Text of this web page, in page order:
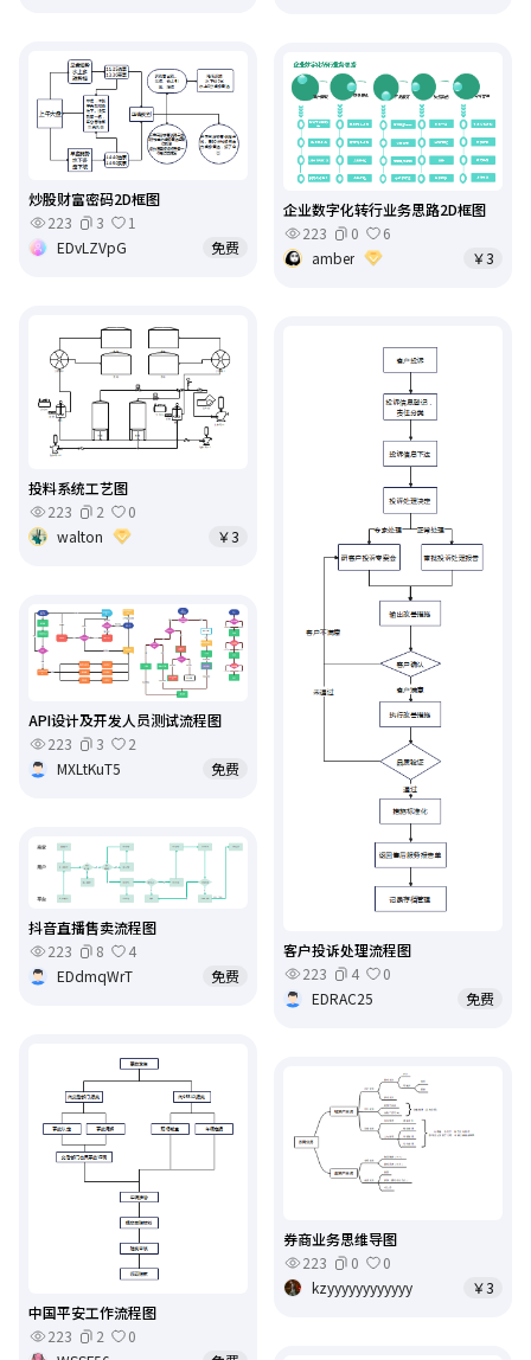
炒股财富密码2D框图
223
3
1
EDvLZVpG
免费
企业数字化转行业务思路2D框图
223
0
6
amber
￥3
投料系统工艺图
223
2
0
walton
￥3
客户投诉处理流程图
223
4
0
EDRAC25
免费
API设计及开发人员测试流程图
223
3
2
MXLtKuT5
免费
抖音直播售卖流程图
223
8
4
EDdmqWrT
免费
中国平安工作流程图
223
2
0
券商业务思维导图
223
0
0
kzyyyyyyyyyyyy
￥3